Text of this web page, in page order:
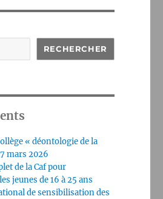
RECHERCHER
« déontologie de la
mars 2026
de la Caf pour
jeunes de 16 à 25 ans
de sensibilisation des